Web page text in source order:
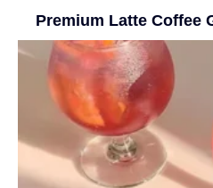
Premium Latte Coffee